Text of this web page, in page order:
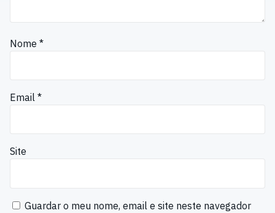
Nome *
Email *
Site
Guardar o meu nome, email e site neste navegador